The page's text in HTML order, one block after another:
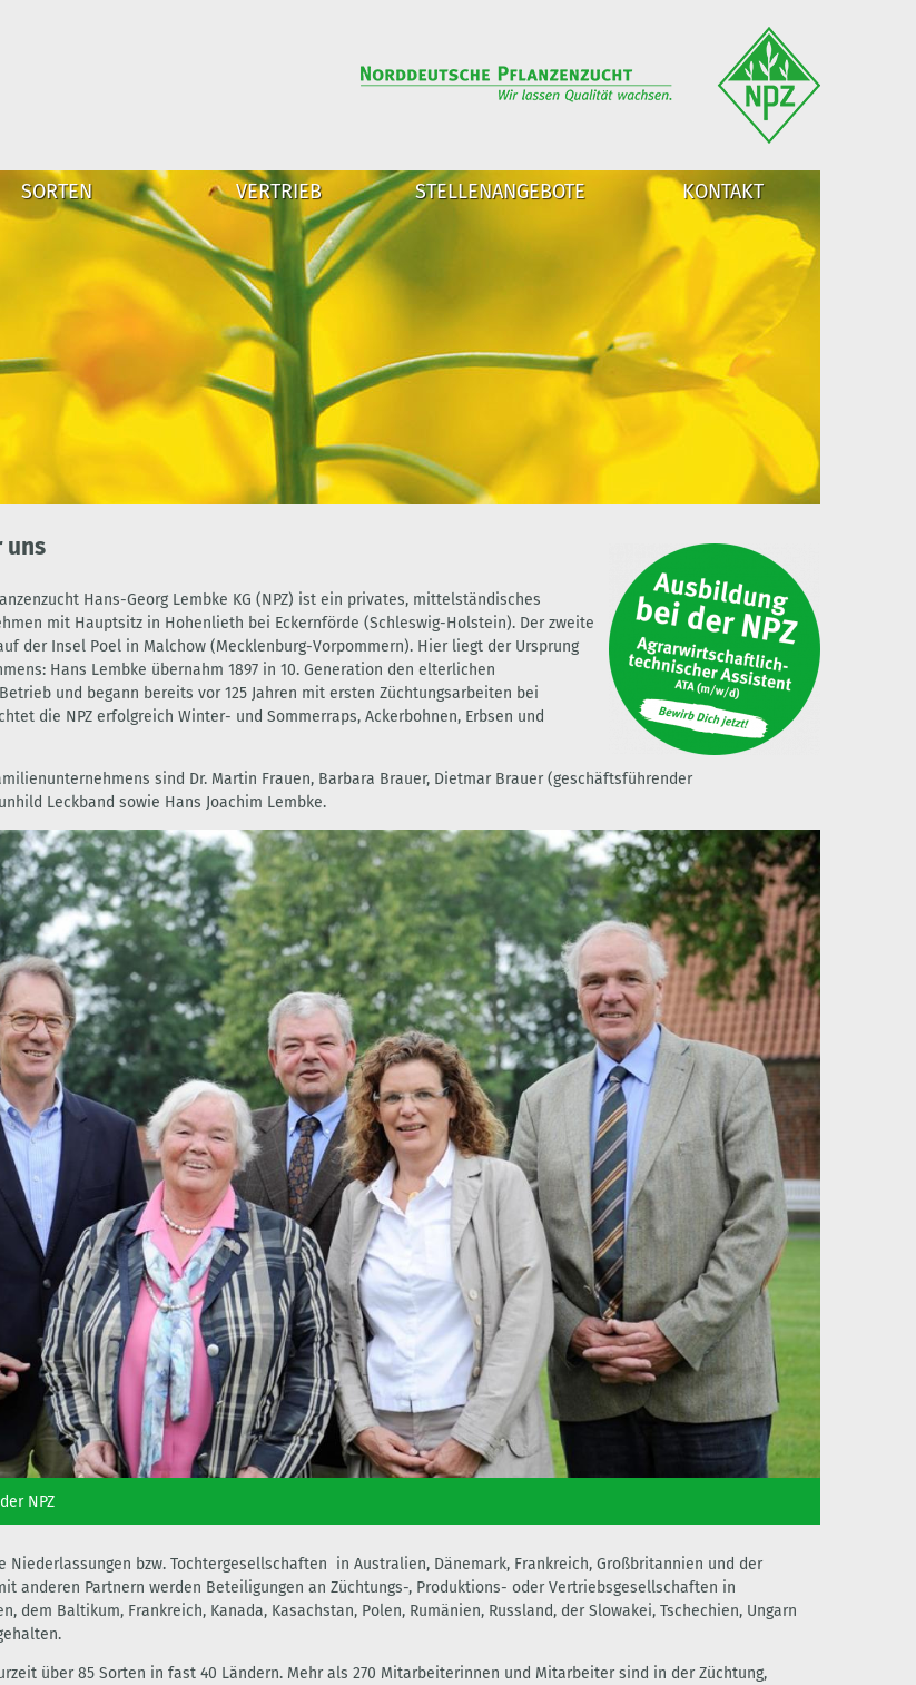
SORTEN VERTRIEB STELLENANGEBOTE KONTAKT
uns
Hans-Georg Lembke KG (NPZ) ist ein privates, mittelständisches
mit Hauptsitz in Hohenlieth bei Eckernförde (Schleswig-Holstein). Der zweite
der Insel Poel in Malchow (Mecklenburg-Vorpommern). Hier liegt der Ursprung
Hans Lembke übernahm 1897 in 10. Generation den elterlichen
und begann bereits vor 125 Jahren mit ersten Züchtungsarbeiten bei
die NPZ erfolgreich Winter- und Sommerraps, Ackerbohnen, Erbsen und
sind Dr. Martin Frauen, Barbara Brauer, Dietmar Brauer (geschäftsführender
Leckband sowie Hans Joachim Lembke.
NPZ
Niederlassungen bzw. Tochtergesellschaften in Australien, Dänemark, Frankreich, Großbritannien und der
anderen Partnern werden Beteiligungen an Züchtungs-, Produktions- oder Vertriebsgesellschaften in
dem Baltikum, Frankreich, Kanada, Kasachstan, Polen, Rumänien, Russland, der Slowakei, Tschechien, Ungarn
über 85 Sorten in fast 40 Ländern. Mehr als 270 Mitarbeiterinnen und Mitarbeiter sind in der Züchtung,